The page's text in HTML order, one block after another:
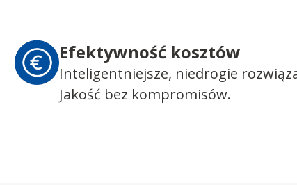
Efektywność kosztów
Inteligentniejsze, niedrogie
Jakość bez kompromisów.